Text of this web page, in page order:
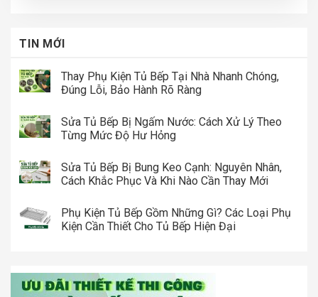
TIN MỚI
Thay Phụ Kiện Tủ Bếp Tại Nhà Nhanh Chóng,
Đúng Lỗi, Bảo Hành Rõ Ràng
Sửa Tủ Bếp Bị Ngấm Nước: Cách Xử Lý Theo
Từng Mức Độ Hư Hỏng
Sửa Tủ Bếp Bị Bung Keo Cạnh: Nguyên Nhân,
Cách Khắc Phục Và Khi Nào Cần Thay Mới
Phụ Kiện Tủ Bếp Gồm Những Gì? Các Loại Phụ
Kiện Cần Thiết Cho Tủ Bếp Hiện Đại